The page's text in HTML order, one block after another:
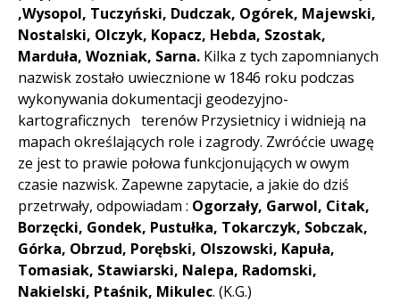
,Wysopol, Tuczyński, Dudczak, Ogórek, Majewski,
Nostalski, Olczyk, Kopacz, Hebda, Szostak,
Marduła, Wozniak, Sarna. Kilka z tych zapomnianych
nazwisk zostało uwiecznione w 1846 roku podczas
wykonywania dokumentacji geodezyjno-
kartograficznych terenów Przysietnicy i widnieją na
mapach określających role i zagrody. Zwróćcie uwagę
ze jest to prawie połowa funkcjonujących w owym
czasie nazwisk. Zapewne zapytacie, a jakie do dziś
przetrwały, odpowiadam : Ogorzały, Garwol, Citak,
Borzęcki, Gondek, Pustułka, Tokarczyk, Sobczak,
Górka, Obrzud, Porębski, Olszowski, Kapuła,
Tomasiak, Stawiarski, Nalepa, Radomski,
Nakielski, Ptaśnik, Mikulec. (K.G.)